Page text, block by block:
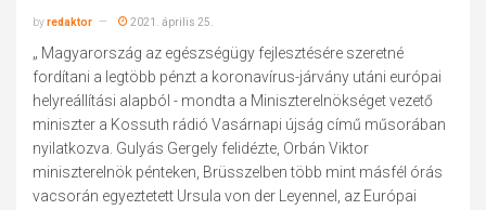
byredaktor 2021. április 25.
„ Magyarország az egészségügy fejlesztésére szeretné
fordítani a legtöbb pénzt a koronavírus-járvány utáni európai
helyreállítási alapból - mondta a Miniszterelnökséget vezető
miniszter a Kossuth rádió Vasárnapi újság című műsorában
nyilatkozva. Gulyás Gergely felidézte, Orbán Viktor
miniszterelnök pénteken, Brüsszelben több mint másfél órás
vacsorán egyeztetett Ursula von der Leyennel, az Európai